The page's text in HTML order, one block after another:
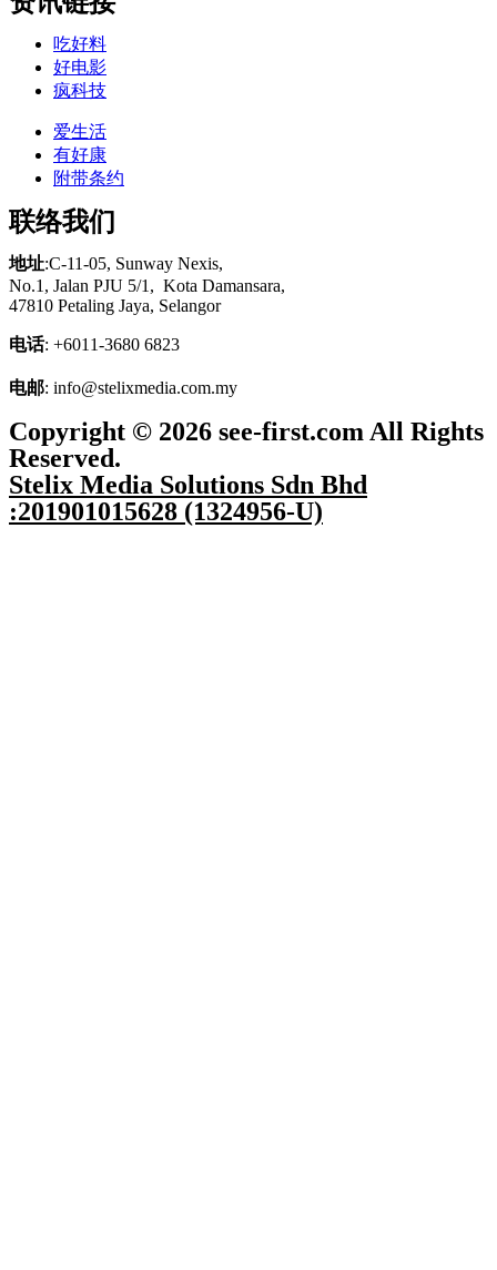
吃好料
好电影
疯科技
爱生活
有好康
附带条约
联络我们
地址:C-11-05, Sunway Nexis,
No.1, Jalan PJU 5/1, Kota Damansara,
47810 Petaling Jaya, Selangor
电话: +6011-3680 6823
电邮: info@stelixmedia.com.my
Copyright © 2026 see-first.com All Rights
Reserved.
Stelix Media Solutions Sdn Bhd
:201901015628 (1324956-U)